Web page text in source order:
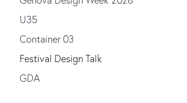
U35
Container 03
Festival Design Talk
GDA